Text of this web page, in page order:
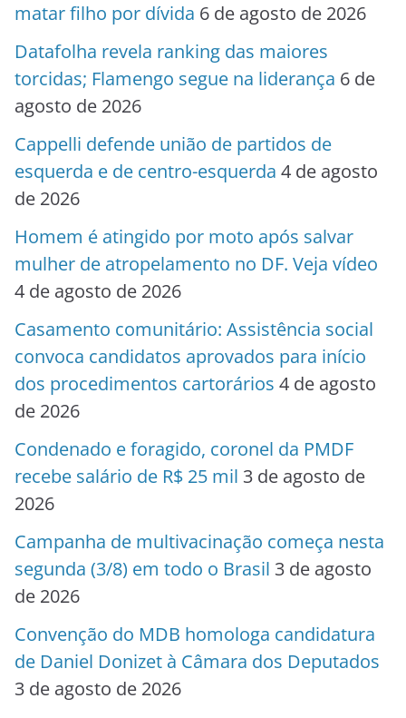
matar filho por dívida 6 de agosto de 2026
Datafolha revela ranking das maiores
torcidas; Flamengo segue na liderança 6 de
agosto de 2026
Cappelli defende união de partidos de
esquerda e de centro-esquerda 4 de agosto
de 2026
Homem é atingido por moto após salvar
mulher de atropelamento no DF. Veja vídeo
4 de agosto de 2026
Casamento comunitário: Assistência social
convoca candidatos aprovados para início
dos procedimentos cartorários 4 de agosto
de 2026
Condenado e foragido, coronel da PMDF
recebe salário de R$ 25 mil 3 de agosto de
2026
Campanha de multivacinação começa nesta
segunda (3/8) em todo o Brasil 3 de agosto
de 2026
Convenção do MDB homologa candidatura
de Daniel Donizet à Câmara dos Deputados
3 de agosto de 2026